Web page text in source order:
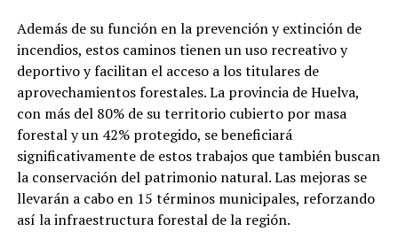
Además de su función en la prevención y extinción de
incendios, estos caminos tienen un uso recreativo y
deportivo y facilitan el acceso a los titulares de
aprovechamientos forestales. La provincia de Huelva,
con más del 80% de su territorio cubierto por masa
forestal y un 42% protegido, se beneficiará
significativamente de estos trabajos que también buscan
la conservación del patrimonio natural. Las mejoras se
llevarán a cabo en 15 términos municipales, reforzando
así la infraestructura forestal de la región.